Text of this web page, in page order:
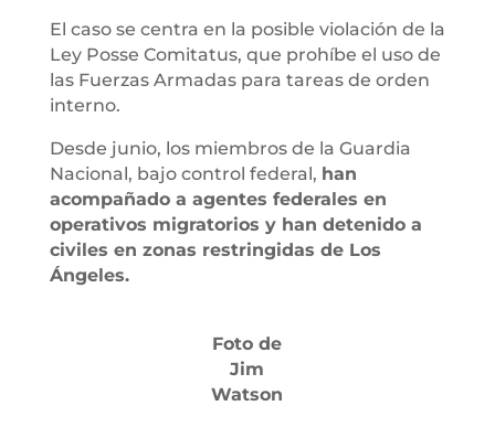
El caso se centra en la posible violación de la
Ley Posse Comitatus, que prohíbe el uso de
las Fuerzas Armadas para tareas de orden
interno.
Desde junio, los miembros de la Guardia
Nacional, bajo control federal, han
acompañado a agentes federales en
operativos migratorios y han detenido a
civiles en zonas restringidas de Los
Ángeles.
Foto de
Jim
Watson